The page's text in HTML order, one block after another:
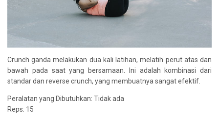
Crunch ganda melakukan dua kali latihan, melatih perut atas dan
bawah pada saat yang bersamaan. Ini adalah kombinasi dari
standar dan reverse crunch, yang membuatnya sangat efektif.
Peralatan yang Dibutuhkan: Tidak ada
Reps: 15